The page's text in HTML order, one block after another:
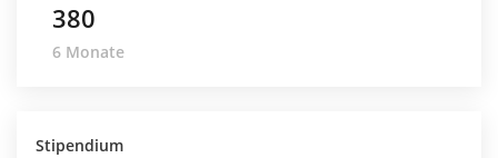
380
6 Monate
Stipendium